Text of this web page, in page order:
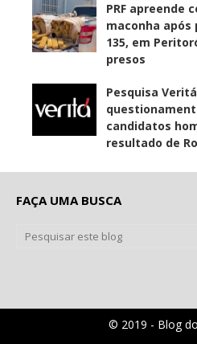
PRF apreende
maconha após
135, em
presos
Pesquisa
candidatos
resultado de
FAÇA UMA BUSCA
© 2019 - Blog